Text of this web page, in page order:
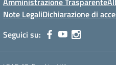
Note LegaliDichiarazione di
Seguici su: